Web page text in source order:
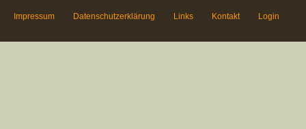
Impressum Datenschutzerklärung Links Kontakt Login